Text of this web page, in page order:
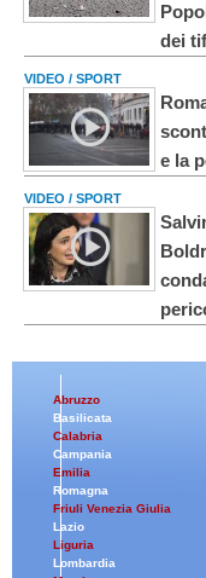
dei
VIDEO / SPORT
e la
VIDEO / SPORT
Abruzzo
Basilicata
Calabria
Campania
Emilia
Romagna
Friuli Venezia Giulia
Lazio
Liguria
Lombardia